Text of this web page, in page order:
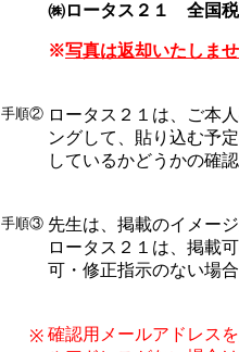
㈱ロータス２１ 全国
※写真は返却いたしま
手順② ロータス２１は、ご本
ングして、貼り込む予
しているかどうかの確
手順③ 先生は、掲載のイメー
ロータス２１は、掲載
可・修正指示のない場
※ 確認用メールアドレス